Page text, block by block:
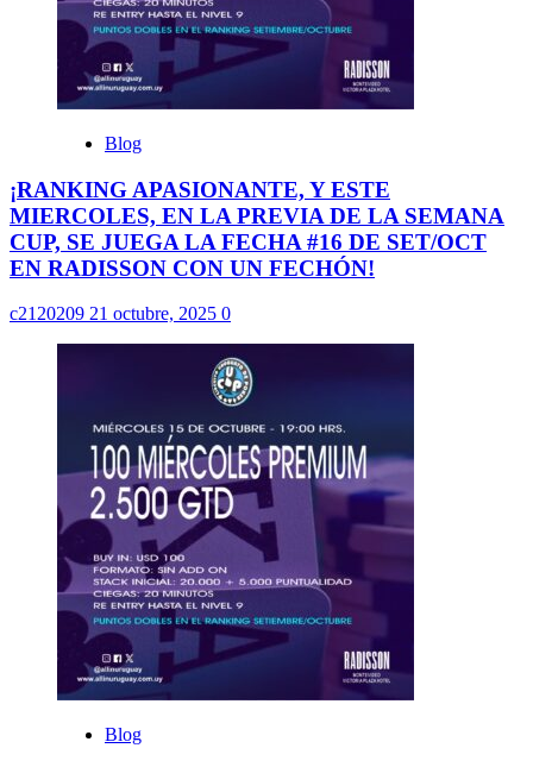
Blog
¡RANKING APASIONANTE, Y ESTE
MIERCOLES, EN LA PREVIA DE LA SEMANA
CUP, SE JUEGA LA FECHA #16 DE SET/OCT
EN RADISSON CON UN FECHÓN!
c2120209 21 octubre, 2025 0
Blog